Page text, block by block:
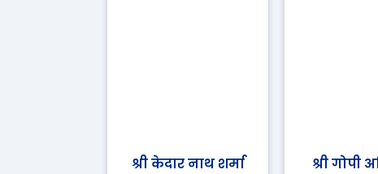
श्री केदार नाथ शर्मा श्री गोपी